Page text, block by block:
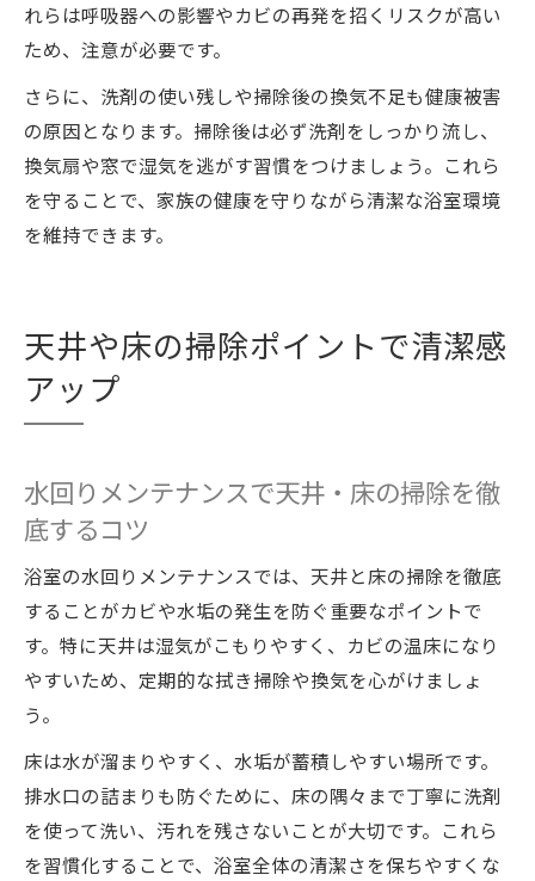
れらは呼吸器への影響やカビの再発を招くリスクが高い
ため、注意が必要です。
さらに、洗剤の使い残しや掃除後の換気不足も健康被害
の原因となります。掃除後は必ず洗剤をしっかり流し、
換気扇や窓で湿気を逃がす習慣をつけましょう。これら
を守ることで、家族の健康を守りながら清潔な浴室環境
を維持できます。
天井や床の掃除ポイントで清潔感
アップ
水回りメンテナンスで天井・床の掃除を徹
底するコツ
浴室の水回りメンテナンスでは、天井と床の掃除を徹底
することがカビや水垢の発生を防ぐ重要なポイントで
す。特に天井は湿気がこもりやすく、カビの温床になり
やすいため、定期的な拭き掃除や換気を心がけましょ
う。
床は水が溜まりやすく、水垢が蓄積しやすい場所です。
排水口の詰まりも防ぐために、床の隅々まで丁寧に洗剤
を使って洗い、汚れを残さないことが大切です。これら
を習慣化することで、浴室全体の清潔さを保ちやすくな